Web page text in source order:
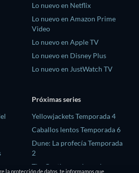
Lo nuevo en Netflix
Lo nuevo en Amazon Prime
Video
Lo nuevo en Apple TV
Lo nuevo en Disney Plus
Lo nuevo en JustWatch TV
Próximas series
Yellowjackets Temporada 4
Caballos lentos Temporada 6
Dune: La profecía Temporada
2
The Gentlemen: La serie
la protección de datos, te informamos que